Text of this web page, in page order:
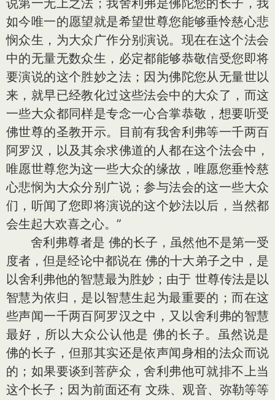
说第一无上之法；我舍利弗是佛陀您的长子，我
如今唯一的愿望就是希望世尊您能够垂怜慈心悲
悯众生，为大众广作分别演说。现在在这个法会
中的无量无数众生，必定都能够恭敬信受您即将
要演说的这个胜妙之法；因为佛陀您从无量世以
来，就早已经教化过这些法会中的大众了，而这
一些大众都同样是专念一心合掌恭敬，想要听受
佛世尊的圣教开示。目前有我舍利弗等一千两百
阿罗汉，以及其余求佛道的人都在这个法会中，
唯愿世尊您为这一些大众的缘故，唯愿您垂怜慈
心悲悯为大众分别广说；参与法会的这一些大众
们，听闻了您即将演说的这个妙法以后，当然都
会生起大欢喜之心。”
舍利弗尊者是 佛的长子，虽然他不是第一受
度者，但是经论中都说在 佛的十大弟子之中，是
以舍利弗他的智慧最为胜妙；由于 世尊传法是以
智慧为依归，是以智慧生起为最重要的；而在这
些声闻一千两百阿罗汉之中，又以舍利弗的智慧
最好，所以大众公认他是 佛的长子。虽然说是
佛的长子，但那其实还是依声闻身相的法众而说
的；如果要谈到菩萨众，舍利弗他可就排不上当
这个长子；因为前面还有 文殊、观音、弥勒等等